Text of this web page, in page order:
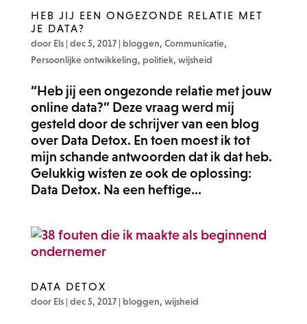
HEB JIJ EEN ONGEZONDE RELATIE MET
JE DATA?
door Els| dec 5, 2017| bloggen, Communicatie,
Persoonlijke ontwikkeling, politiek, wijsheid
“Heb jij een ongezonde relatie met jouw
online data?” Deze vraag werd mij
gesteld door de schrijver van een blog
over Data Detox. En toen moest ik tot
mijn schande antwoorden dat ik dat heb.
Gelukkig wisten ze ook de oplossing:
Data Detox. Na een heftige...
DATA DETOX
door Els| dec 5, 2017| bloggen, wijsheid